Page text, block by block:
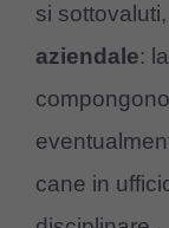
si sottovaluti,
aziendale:
cane in